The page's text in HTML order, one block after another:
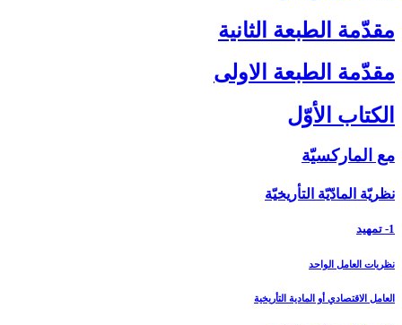
مقدّمة الطبعة الثانية
مقدّمة الطبعة الاولى‏
الكتاب الأوّل‏
مع الماركسيّة
نظريّة المادّيّة التأريخيّة
1- تمهيد
نظريات العامل الواحد
العامل الاقتصادي أو المادية التأريخية